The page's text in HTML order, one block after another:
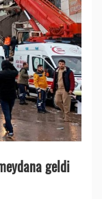
geldi